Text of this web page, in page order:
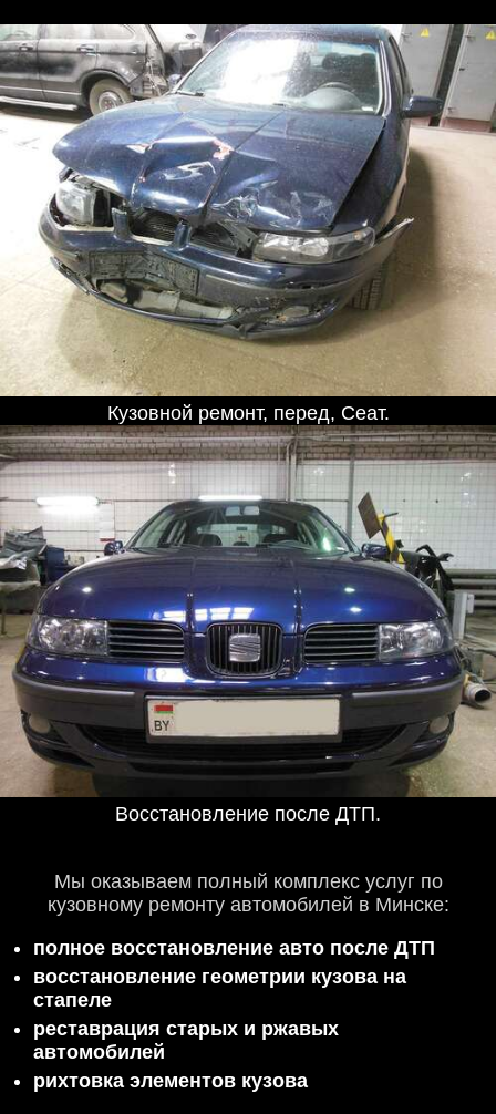
Кузовной ремонт, перед, Сеат.
Восстановление после ДТП.
Мы оказываем полный комплекс услуг по
кузовному ремонту автомобилей в Минске:
полное восстановление авто после ДТП
восстановление геометрии кузова на
стапеле
реставрация старых и ржавых
автомобилей
рихтовка элементов кузова